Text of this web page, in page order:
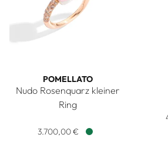
POMELLATO
Nudo Rosenquarz kleiner
Ring
Pomellato Nudo Rosenquarz
3.700,00 €